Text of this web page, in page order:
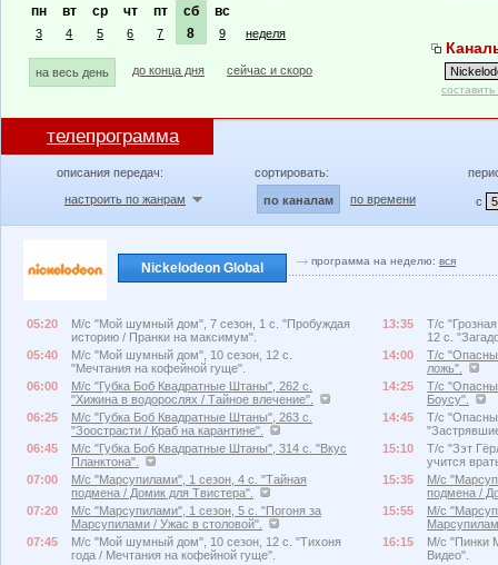
пн вт ср чт пт сб вс
3 4 5 6 7 8 9 неделя
на весь день до конца дня сейчас и скоро
телепрограмма
описания передач:
настроить по жанрам
сортировать:
по каналам по времени с
Nickelodeon Global программа на неделю: вся
05:20
М/с "Мой шумный дом", 7 сезон, 1 с. "Пробуждая
историю / Пранки на максимум".
05:40
М/с "Мой шумный дом", 10 сезон, 12 с.
"Мечтания на кофейной гуще".
06:00
М/с "Губка Боб Квадратные Штаны", 262 с.
"Хижина в водорослях / Тайное влечение".
06:25
М/с "Губка Боб Квадратные Штаны", 263 с.
"Зоострасти / Краб на карантине".
06:45
М/с "Губка Боб Квадратные Штаны", 314 с. "Вкус
Планктона".
07:00
М/с "Марсупилами", 1 сезон, 4 с. "Тайная
подмена / Домик для Твистера".
07:20
М/с "Марсупилами", 1 сезон, 5 с. "Погоня за
Марсупилами / Ужас в столовой".
07:45
М/с "Мой шумный дом", 10 сезон, 12 с. "Тихоня
года / Мечтания на кофейной гуще".
13:35
Т/с
12 с.
14:00
Т/с
ложь".
14:25
Т/с
Боусу".
14:45
Т/с
15:10
Т/с "Зэт
учится
15:35
М/с
подмена /
15:55
М/с
16:15
М/с "Пинки
Видео".